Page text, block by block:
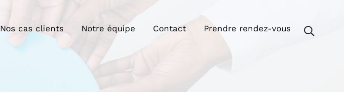
Nos cas clients Notre équipe Contact Prendre rendez-vous